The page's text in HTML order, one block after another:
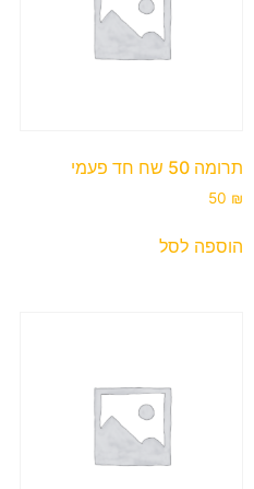
תרומה 50 שח חד פעמי
50 ₪
הוספה לסל